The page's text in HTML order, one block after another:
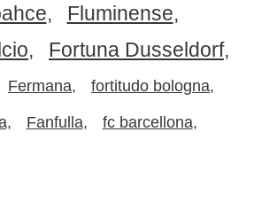
Fluminense
Fortuna Dusseldorf
Fermana fortitudo bologna
Fanfulla fc barcellona